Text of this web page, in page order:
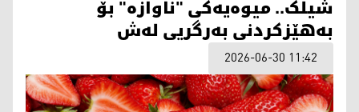
شیلک.. میوەیەکی "ناوازە" بۆ
بەهێزکردنی بەرگریی لەش
2026-06-30 11:42